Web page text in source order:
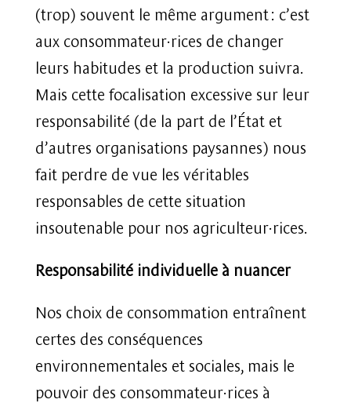
(trop) souvent le même argument : c’est
aux consommateur·rices de changer
leurs habitudes et la production suivra.
Mais cette focalisation excessive sur leur
responsabilité (de la part de l’État et
d’autres organisations paysannes) nous
fait perdre de vue les véritables
responsables de cette situation
insoutenable pour nos agriculteur·rices.
Responsabilité individuelle à nuancer
Nos choix de consommation entraînent
certes des conséquences
environnementales et sociales, mais le
pouvoir des consommateur·rices à